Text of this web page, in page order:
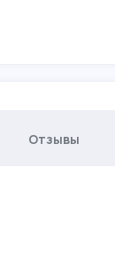
Отзывы